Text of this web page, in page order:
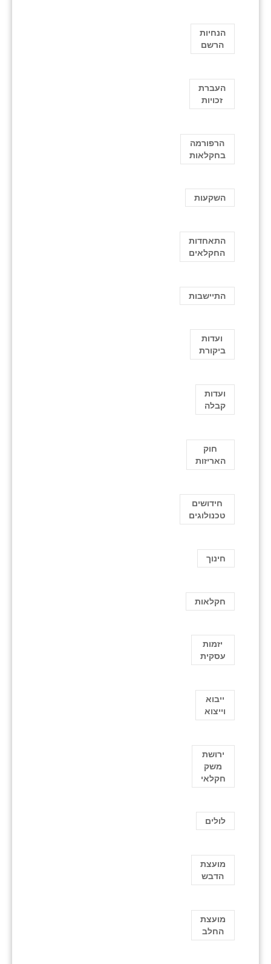
הנחיות
הרשם
העברת
זכויות
הרפורמה
בחקלאות
השקעות
התאחדות
החקלאים
התיישבות
ועדות
ביקורת
ועדות
קבלה
חוק
האריזות
חידושים
טכנולוגים
חינוך
חקלאות
יזמות
עסקית
ייבוא
וייצוא
ירושת
משק
חקלאי
לולים
מועצת
הדבש
מועצת
החלב